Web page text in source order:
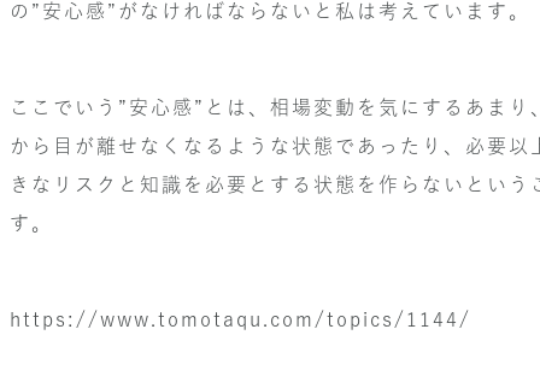
の”安心感”がなければならないと私は考えています。
ここでいう”安心感”とは、相場変動を気にするあまり
から目が離せなくなるような状態であったり、必要以
きなリスクと知識を必要とする状態を作らないという
す。
https://www.tomotaqu.com/topics/1144/